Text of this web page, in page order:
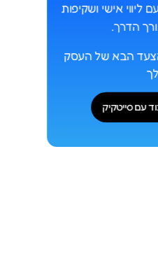
ליווי אישי ושקיפות
הדרך.
הבא של העסק
עם סייטקיק